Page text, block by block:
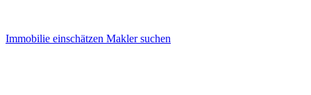
Immobilie einschätzen Makler suchen